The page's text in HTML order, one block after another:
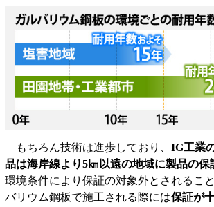
もちろん技術は進歩しており、 IG工業
品は海岸線より5㎞以遠の地域に製品の保
環境条件により保証の対象外とされるこ
バリウム鋼板で施工される際には保証が